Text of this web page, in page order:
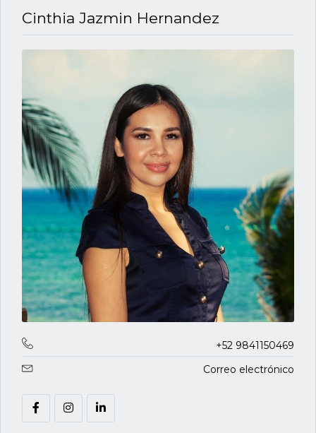
Cinthia Jazmin Hernandez
+52 9841150469
Correo electrónico